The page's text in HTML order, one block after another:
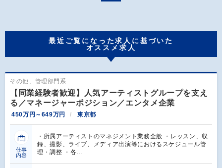
最近ご覧になった求人に基づいた
オススメ求人
その他、管理部門系
【同業経験者歓迎】人気アーティストグループを支え
る／マネージャーポジション／エンタメ企業
450万円～649万円 東京都
仕事
内容
・所属アーティストのマネジメント業務全般 ・レッスン、収
録、撮影、ライブ、メディア出演等におけるスケジュール管
理・調整 ・各…